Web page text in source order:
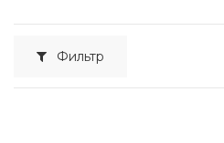
Фильтр